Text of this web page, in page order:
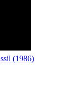
(1986)